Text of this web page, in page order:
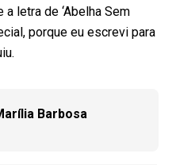
letra de ‘Abelha Sem
porque eu escrevi para
Barbosa